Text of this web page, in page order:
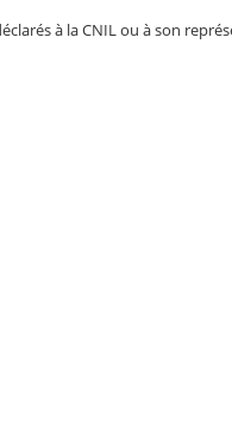
à la CNIL ou à son